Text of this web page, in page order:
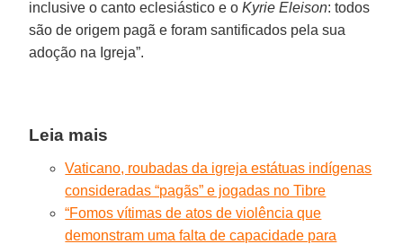
inclusive o canto eclesiástico e oKyrie Eleison: todos
são de origem pagã e foram santificados pela sua
adoção na Igreja”.
Leia mais
Vaticano, roubadas da igreja estátuas indígenas
consideradas “pagãs” e jogadas no Tibre
“Fomos vítimas de atos de violência que
demonstram uma falta de capacidade para